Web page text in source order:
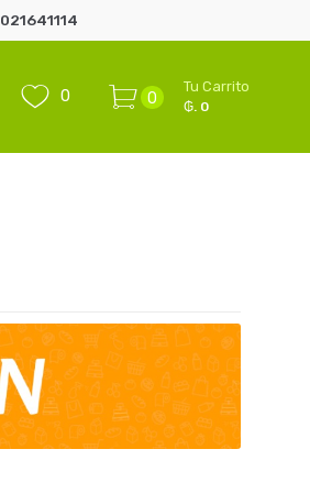
021641114
0 0
Tu Carrito
₲. 0